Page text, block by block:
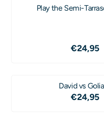
Play the Semi-
Prijs:
€24,95
David vs
Prijs:
€24,95